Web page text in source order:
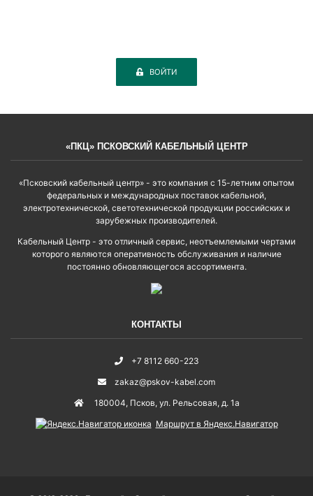
ВОЙТИ
«ПКЦ» ПСКОВСКИЙ КАБЕЛЬНЫЙ ЦЕНТР
«Псковский кабельный центр» - это компания с 15-летним опытом
федеральных и международных поставок кабельной,
электротехнической, светотехнической продукции российских и
зарубежных производителей.
Кабельный Центр - это отличный сервис, неотъемлемыми чертами
которого являются оперативность обслуживания и наличие
постоянно обновляющегося ассортимента.
КОНТАКТЫ
+7 8112 660-223
zakaz@pskov-kabel.com
180004, Псков, ул. Рельсовая, д. 1а
Маршрут в Яндекс.Навигатор